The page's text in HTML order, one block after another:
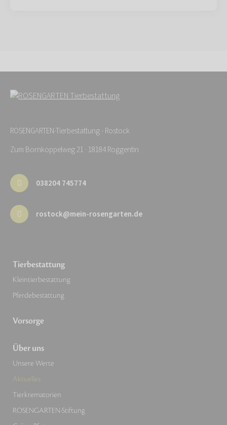
ROSENGARTEN-Tierbestattung - Rostock
Zum Bornkoppelweg 21 · 18184 Roggentin
038204 745774
rostock@mein-rosengarten.de
Tierbestattung
Kleintierbestattung
Pferdebestattung
Vorsorge
Über uns
Unsere Werte
Aktuelles
Tierkrematorien
ROSENGARTEN-Stiftung